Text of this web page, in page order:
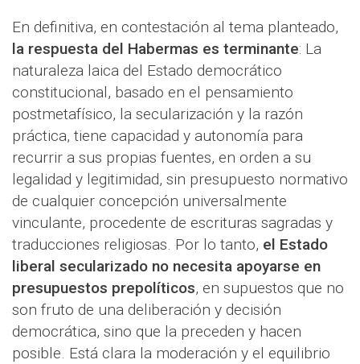
En definitiva, en contestación al tema planteado,
la respuesta del Habermas es terminante: La
naturaleza laica del Estado democrático
constitucional, basado en el pensamiento
postmetafísico, la secularización y la razón
práctica, tiene capacidad y autonomía para
recurrir a sus propias fuentes, en orden a su
legalidad y legitimidad, sin presupuesto normativo
de cualquier concepción universalmente
vinculante, procedente de escrituras sagradas y
traducciones religiosas. Por lo tanto, el Estado
liberal secularizado no necesita apoyarse en
presupuestos prepolíticos, en supuestos que no
son fruto de una deliberación y decisión
democrática, sino que la preceden y hacen
posible. Está clara la moderación y el equilibrio